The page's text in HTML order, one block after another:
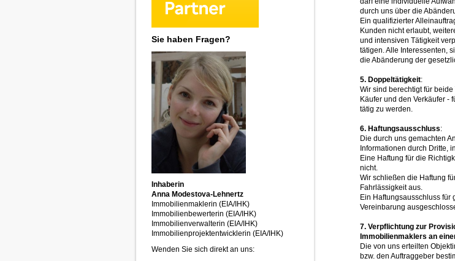
durch uns über die
Ein qualifizierter
Kunden nicht erlaubt,
und intensiven Tätigkeit
tätigen. Alle Interessenten,
die Abänderung der
5. Doppeltätigkeit:
Wir sind berechtigt für
Käufer und den Verkäufer -
tätig zu werden.
6. Haftungsausschluss:
Die durch uns gemachten
Informationen durch Dritte,
Eine Haftung für die
nicht.
Wir schließen die Haftung
Fahrlässigkeit aus.
Ein Haftungsausschluss
Vereinbarung
7. Verpflichtung zur
Immobilienmaklers an
Die von uns erteilten
bzw. den Auftraggeber
Sie haben Fragen?
Inhaberin
Anna Modestova-Lehnertz
Immobilienmaklerin (EIA/IHK)
Immobilienbewerterin (EIA/IHK)
Immobilienverwalterin (EIA/IHK)
Immobilienprojektentwicklerin (EIA/IHK)
Wenden Sie sich direkt an uns: